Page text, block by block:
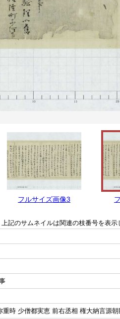
フルサイズ画像3
上記のサムネイルは関連の枝番号を表示
時 少僧都実恵 前右丞相 権大納言源朝